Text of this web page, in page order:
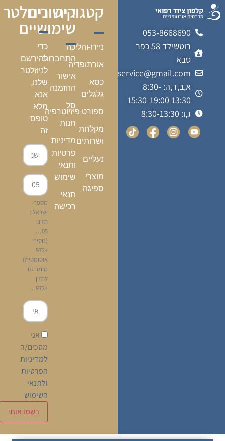
053-8668690
רוטשילד 58 כפר
סבא
kalfonmedicalservice@gmail.com
א,ב,ד,ה: 8:30-
13:30 15:30-19:00
ג,ו: 8:30-13:30
קטגוריה
ניידו-והליכה
אורתופדיה
כסא
גלגלים
ספורט-פיזיוטרפיה
מקלחת
ושרותים
נעליים
מוצרי
ספיגה
קישורים
שימושיים
התחברות
אישור
ההזמנה
סל
חנות
מדיניות
פרטיות
ותנאי
שימוש
תנאי
רכישה
ניוזלטר
כדי
להירשם
לניוזלטר
שלנו,
אנא
מלא
טופס
זה
מספר
ישראלי:
הזינו
05…
(נוסיף
+972
אוטומטית).
מותר גם
להזין
+972…
אני
מסכים/ה
למדיניות
הפרטיות
ולתנאי
השימוש